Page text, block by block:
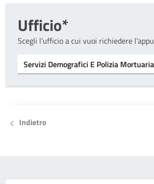
Ufficio*
Scegli l’ufficio a cui vuoi richiedere
Tipo di ufficio
Indietro